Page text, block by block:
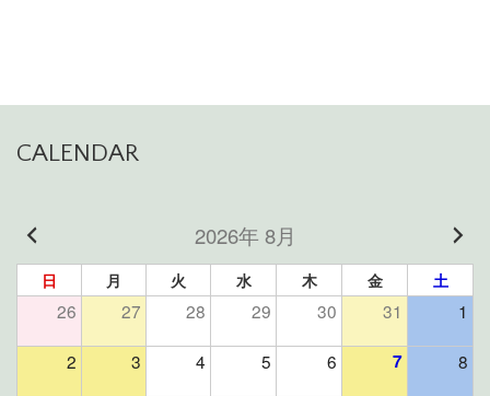
CALENDAR
2026年 8月
日 月 火 水 木 金 土
26 27 28 29 30 31 1
2 3 4 5 6 7 8